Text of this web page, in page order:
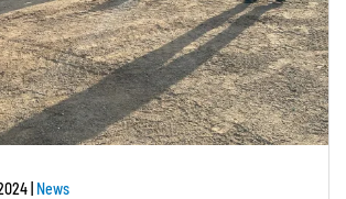
News